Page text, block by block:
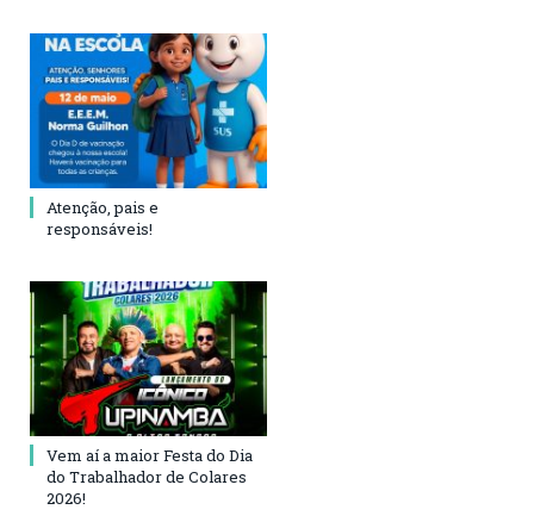
Atenção, pais e
responsáveis!
Vem aí a maior Festa do Dia
do Trabalhador de Colares
2026!